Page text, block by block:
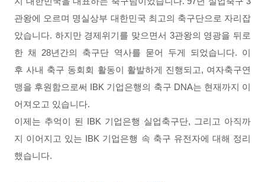
관왕에 오르며 명실상부 대한민국 최고의 축구단으로 자리잡
았습니다. 하지만 경제위기를 맞으면서 3관왕의 영광을 뒤로
한 채 28년간의 축구단 역사를 묻어 두게 되었습니다. 이
후 사내 축구 동회회 활동이 활발하게 진행되고, 여자축구연
맹을 후원함으로써 IBK 기업은행의 축구 DNA는 현재까지 이
어져오고 있습니다.
이제는 추억이 된 IBK 기업은행 실업축구단, 그리고 아직까
지 이어지고 있는 IBK 기업은행 속 축구 유전자에 대해 정리
했습니다.